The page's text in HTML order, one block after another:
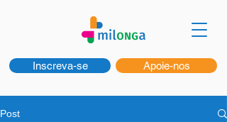
Inscreva-se Apoie-nos
Post